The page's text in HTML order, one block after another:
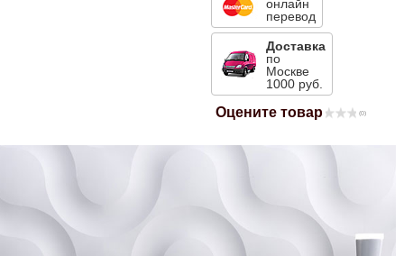
онлайн
перевод
Доставка
по
Москве
1000 руб.
Оцените товар (0)
Renault